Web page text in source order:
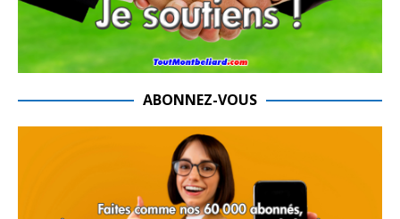
ABONNEZ-VOUS